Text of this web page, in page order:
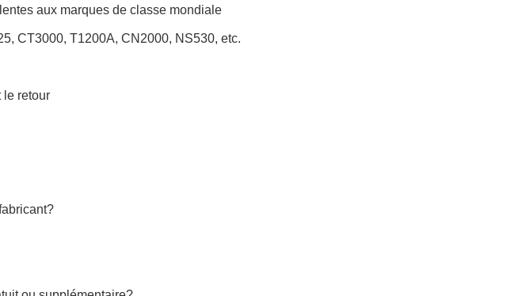
aux marques de classe mondiale
CT3000, T1200A, CN2000, NS530, etc.
le retour